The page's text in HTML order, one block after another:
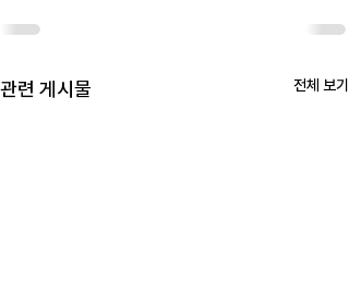
관련 게시물 전체 보기